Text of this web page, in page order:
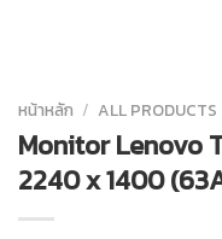
หน้าหลัก / ALL PRODUCTS
Monitor Lenovo
2240 x 1400